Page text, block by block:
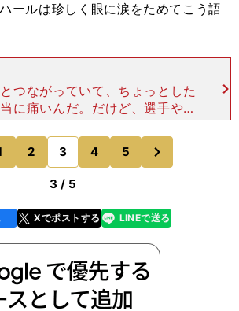
ールは珍しく眼に涙をためてこう語
つながっていて、ちょっとした
に痛いんだ。だけど、選手やス
って指揮をとってほしいという
指揮をとる。ポジティブさが戻
った。私は感傷的
のページへ
2 3 4 5
のページへ
3 / 5
Xでポストする
line LINEで送る